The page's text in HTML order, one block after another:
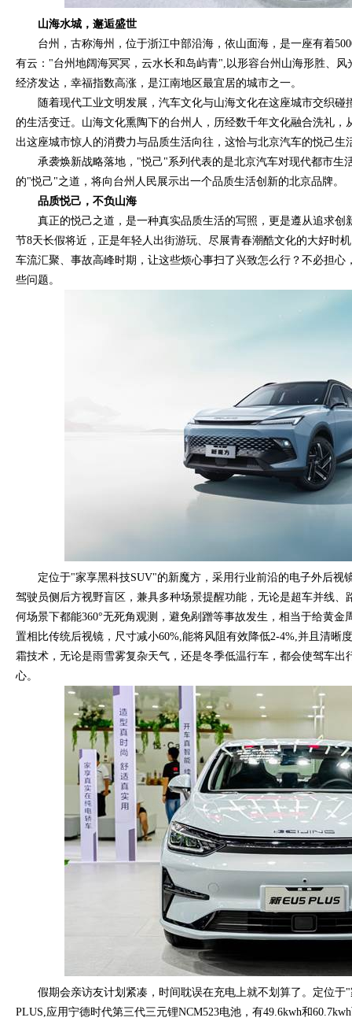
山海水城，邂逅盛世
台州，古称海州，位于浙江中部沿海，依山面海，是一座有着
有云："台州地阔海冥冥，云水长和岛屿青",以形容台州山海形胜、
经济发达，幸福指数高涨，是江南地区最宜居的城市之一。
随着现代工业文明发展，汽车文化与山海文化在这座城市交织
的生活变迁。山海文化熏陶下的台州人，历经数千年文化融合洗礼，
出这座城市惊人的消费力与品质生活向往，这恰与北京汽车的悦己生
承袭焕新战略落地，"悦己"系列代表的是北京汽车对现代都市生
的"悦己"之道，将向台州人民展示出一个品质生活创新的北京品牌。
品质悦己，不负山海
真正的悦己之道，是一种真实品质生活的写照，更是遵从追求创
节8天长假将近，正是年轻人出街游玩、尽展青春潮酷文化的大好时
车流汇聚、事故高峰时期，让这些烦心事扫了兴致怎么行？不必担心
些问题。
定位于"家享黑科技SUV"的新魔方，采用行业前沿的电子外后视
驾驶员侧后方视野盲区，兼具多种场景提醒功能，无论是超车并线、
何场景下都能360°无死角观测，避免剐蹭等事故发生，相当于给黄金
置相比传统后视镜，尺寸减小60%,能将风阻有效降低2-4%,并且清晰
霜技术，无论是雨雪雾复杂天气，还是冬季低温行车，都会使驾车出
心。
假期会亲访友计划紧凑，时间耽误在充电上就不划算了。定位
PLUS,应用宁德时代第三代三元锂NCM523电池，有49.6kwh和